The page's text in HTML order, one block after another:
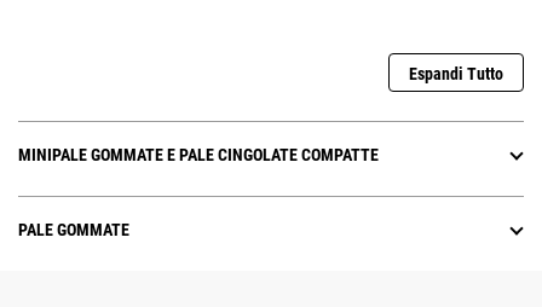
Espandi Tutto
MINIPALE GOMMATE E PALE CINGOLATE COMPATTE
PALE GOMMATE